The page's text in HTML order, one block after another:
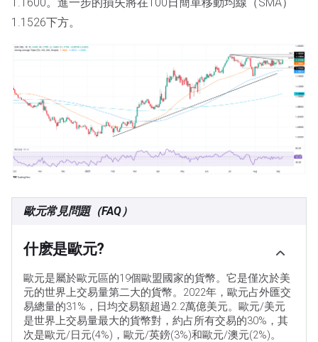
1.1526下方。
歐元常見問題（FAQ）
什麽是歐元?
歐元是屬於歐元區的19個歐盟國家的貨幣。它是僅次於美
元的世界上交易量第二大的貨幣。2022年，歐元占外匯交
易總量的31%，日均交易額超過2.2萬億美元。歐元/美元
是世界上交易量最大的貨幣對，約占所有交易的30%，其
次是歐元/日元(4%)，歐元/英鎊(3%)和歐元/澳元(2%)。